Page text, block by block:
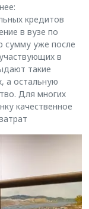
кредитов
в вузе по
сумму уже после
в
такие
а остальную
Для многих
качественное